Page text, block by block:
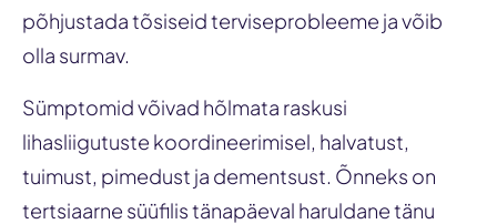
põhjustada tõsiseid terviseprobleeme ja võib
olla surmav.
Sümptomid võivad hõlmata raskusi
lihasliigutuste koordineerimisel, halvatust,
tuimust, pimedust ja dementsust. Õnneks on
tertsiaarne süüfilis tänapäeval haruldane tänu